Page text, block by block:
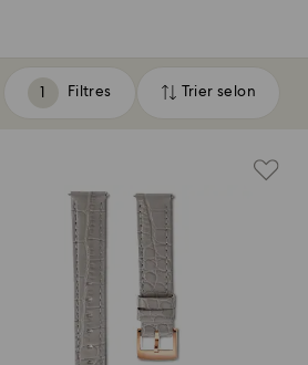
Filtres
Filtres Trier selon
Trier